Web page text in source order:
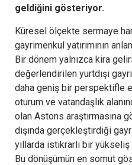
geldiğini gösteriyor.
Küresel ölçekte sermaye
gayrimenkul yatırımının
Bir dönem yalnızca kira
değerlendirilen yurtdışı
daha geniş bir perspektifle
oturum ve vatandaşlık
olan Astons araştırmasına
dışında gerçekleştirdiği
yıllarda istikrarlı bir
Bu dönüşümün en somut